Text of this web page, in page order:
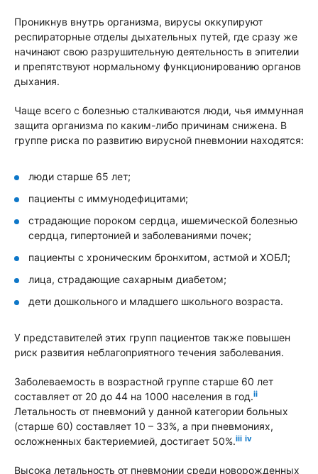
Проникнув внутрь организма, вирусы оккупируют
респираторные отделы дыхательных путей, где сразу же
начинают свою разрушительную деятельность в эпителии
и препятствуют нормальному функционированию органов
дыхания.
Чаще всего с болезнью сталкиваются люди, чья иммунная
защита организма по каким-либо причинам снижена. В
группе риска по развитию вирусной пневмонии находятся:
люди старше 65 лет;
пациенты с иммунодефицитами;
страдающие пороком сердца, ишемической болезнью
сердца, гипертонией и заболеваниями почек;
пациенты с хроническим бронхитом, астмой и ХОБЛ;
лица, страдающие сахарным диабетом;
дети дошкольного и младшего школьного возраста.
У представителей этих групп пациентов также повышен
риск развития неблагоприятного течения заболевания.
Заболеваемость в возрастной группе старше 60 лет
составляет от 20 до 44 на 1000 населения в год.ii
Летальность от пневмоний у данной категории больных
(старше 60) составляет 10 – 33%, а при пневмониях,
осложненных бактериемией, достигает 50%.iii iv
Высока летальность от пневмонии среди новорожденных